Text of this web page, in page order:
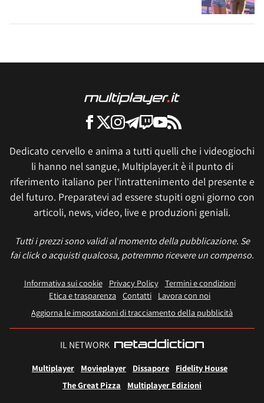
Dedicato cervello e anima a tutti quelli che i videogiochi
li hanno nel sangue, Multiplayer.it è il punto di
riferimento italiano per l'intrattenimento del presente e
del futuro. Preparatevi ad essere stupiti ogni giorno con
articoli, news, video, live e produzioni geniali.
Tutti i prezzi sono validi al momento della pubblicazione. Se
fai click o acquisti qualcosa, potremmo ricevere un compenso.
Informativa sui cookie Privacy Policy
Termini e condizioni
Etica e trasparenza Contatti
Lavora con noi
Aggiorna le impostazioni di tracciamento della pubblicità
IL NETWORK
Multiplayer Movieplayer Dissapore
Fidelity House
The Great Pizza
Multiplayer Edizioni